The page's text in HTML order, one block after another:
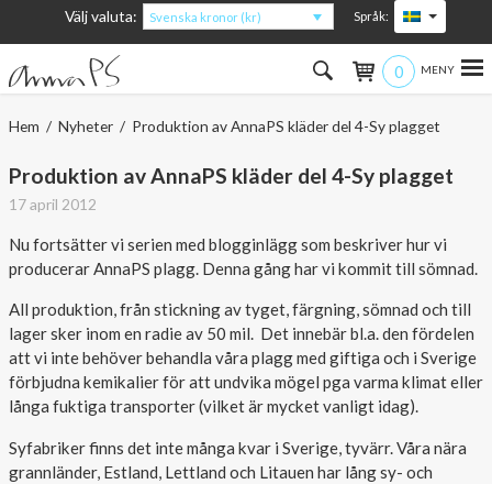
Välj valuta: Svenska kronor (kr) Språk:
0
Hem
Kvinna
Barn
Accessoarer
Om produkterna
Om AnnaPS
Erbjudanden
Hem / Nyheter/ Produktion av AnnaPS kläder del 4-Sy plagget
Produktion av AnnaPS kläder del 4-Sy plagget
17 april 2012
Nu fortsätter vi serien med blogginlägg som beskriver hur vi
producerar AnnaPS plagg. Denna gång har vi kommit till sömnad.
All produktion, från stickning av tyget, färgning, sömnad och till
lager sker inom en radie av 50 mil. Det innebär bl.a. den fördelen
att vi inte behöver behandla våra plagg med giftiga och i Sverige
förbjudna kemikalier för att undvika mögel pga varma klimat eller
långa fuktiga transporter (vilket är mycket vanligt idag).
Syfabriker finns det inte många kvar i Sverige, tyvärr. Våra nära
grannländer, Estland, Lettland och Litauen har lång sy- och